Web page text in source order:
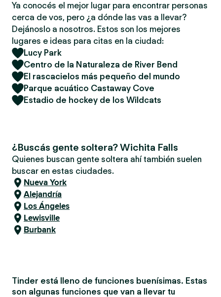
Ya conocés el mejor lugar para encontrar personas
cerca de vos, pero ¿a dónde las vas a llevar?
Dejánoslo a nosotros. Estos son los mejores
lugares e ideas para citas en la ciudad:
Lucy Park
Centro de la Naturaleza de River Bend
El rascacielos más pequeño del mundo
Parque acuático Castaway Cove
Estadio de hockey de los Wildcats
¿Buscás gente soltera? Wichita Falls
Quienes buscan gente soltera ahí también suelen
buscar en estas ciudades.
Nueva York
Alejandría
Los Ángeles
Lewisville
Burbank
Tinder está lleno de funciones buenísimas. Estas
son algunas funciones que van a llevar tu